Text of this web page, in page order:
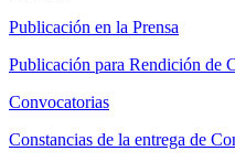
Publicación en la Prensa
Publicación para Rendición de
Convocatorias
Constancias de la entrega de